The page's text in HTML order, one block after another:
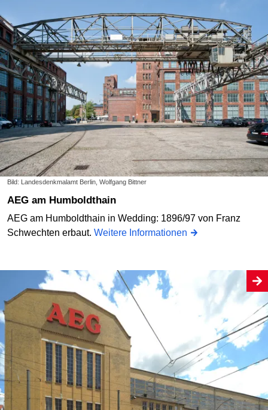
Bild: Landesdenkmalamt Berlin, Wolfgang Bittner
AEG am Humboldthain
AEG am Humboldthain in Wedding: 1896/97 von Franz
Schwechten erbaut. Weitere Informationen